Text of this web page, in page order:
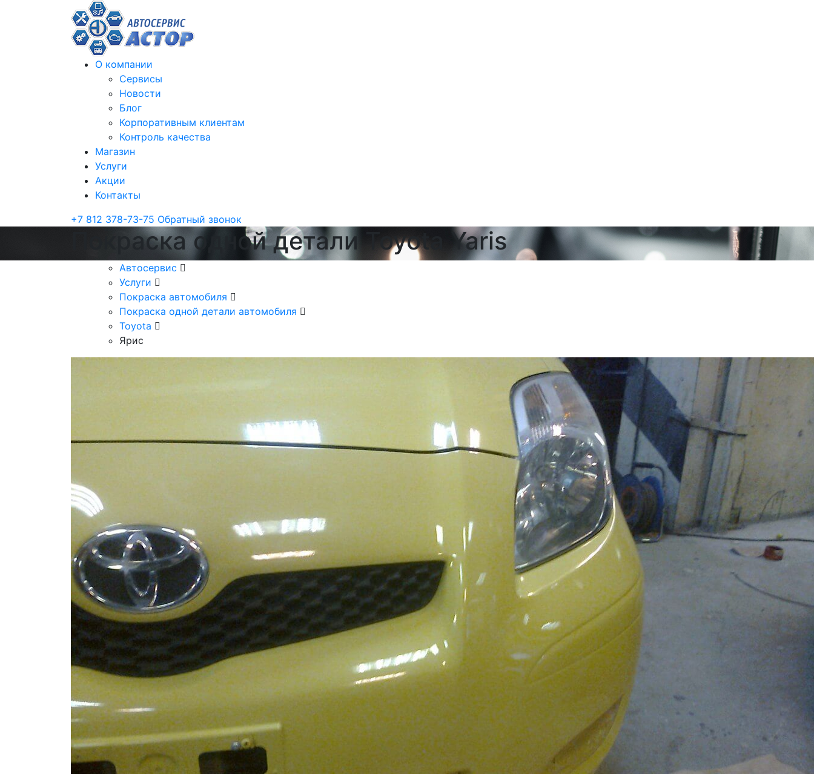
О компании
Сервисы
Новости
Блог
Корпоративным клиентам
Контроль качества
Магазин
Услуги
Акции
Контакты
+7 812 378-73-75 Обратный звонок
Покраска одной детали Toyota Yaris
Автосервис
Услуги
Покраска автомобиля
Покраска одной детали автомобиля
Toyota
Ярис
ВИД РАБОТ
Покраска одной детали автомобиля
АВТОМОБИЛЬ
Toyota Yaris
СРОК ИСПОЛНЕНИЯ
1 день
стоимость работы
от 3500 руб.
заказать похожую услугу